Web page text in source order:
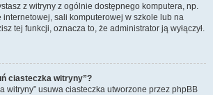
z witryny z ogólnie dostępnego komputera, np.
sali komputerowej w szkole lub na
tej funkcji, oznacza to, że administrator ją wyłączył.
ciasteczka witryny”?
witryny” usuwa ciasteczka utworzone przez phpBB